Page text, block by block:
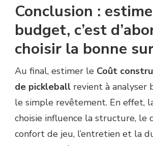
Conclusion :
budget, c’est
choisir la bonne
Au final, estimer le Coût
de pickleball revient à analyser
le simple revêtement. En effet,
choisie influence la structure, le
confort de jeu, l’entretien et la